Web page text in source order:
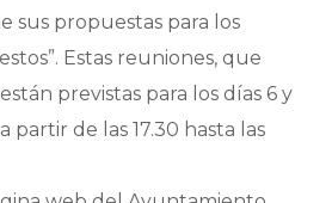
sus propuestas para los
Estas reuniones, que
previstas para los días 6 y
partir de las 17.30 hasta las